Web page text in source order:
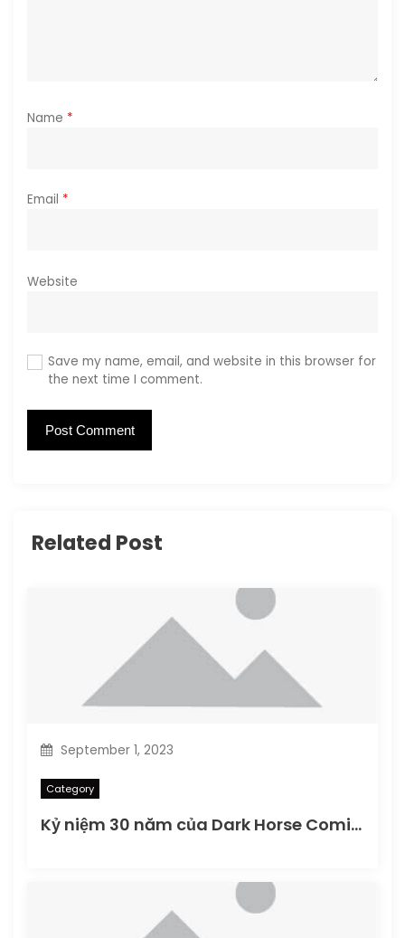
Name *
Email *
Website
Save my name, email, and website in this browser for
the next time I comment.
Related Post
September 1, 2023
Category
Kỷ niệm 30 năm của Dark Horse Comics vào Dark Horse Day 2016